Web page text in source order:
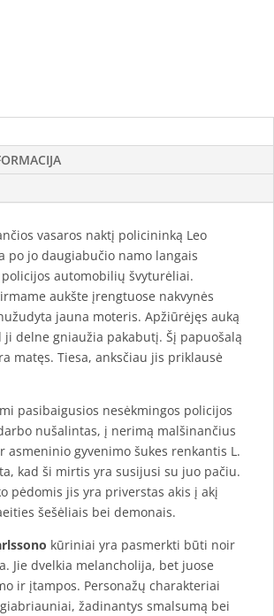
vasaros naktį policininką Leo
po jo daugiabučio namo langais
automobilių švyturėliai.
aukšte įrengtuose nakvynės
jauna moteris. Apžiūrėjęs auką
ji delne gniaužia pakabutį. Šį papuošalą
matęs. Tiesa, anksčiau jis priklausė
pasibaigusios nesėkmingos policijos
nušalintas, į nerimą malšinančius
asmeninio gyvenimo šukes renkantis L.
kad ši mirtis yra susijusi su juo pačiu.
pėdomis jis yra priverstas akis į akį
šešėliais bei demonais.
kūriniai yra pasmerkti būti noir
Jie dvelkia melancholija, bet juose
ir įtampos. Personažų charakteriai
žadinantys smalsumą bei